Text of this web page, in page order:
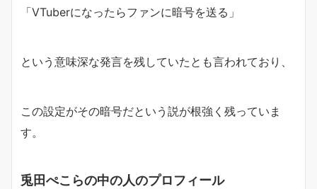
「VTuberになったらファンに暗号を送る」
という意味深な発言を残していたとも言われており、
この設定がその暗号だという説が根強く残っていま
す。
兎田ぺこらの中の人のプロフィール